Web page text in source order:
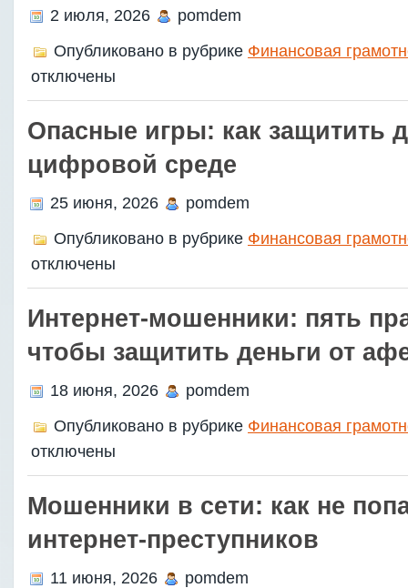
2 июля, 2026
pomdem
Опубликовано в рубрике Финансовая
отключены
Опасные игры: как защитить
цифровой среде
25 июня, 2026
pomdem
Опубликовано в рубрике Финансовая
отключены
Интернет‑мошенники: пять
чтобы защитить деньги от
18 июня, 2026
pomdem
Опубликовано в рубрике Финансовая
отключены
Мошенники в сети: как не
интернет-преступников
11 июня, 2026
pomdem